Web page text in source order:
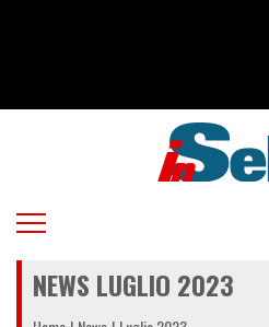
NEWS LUGLIO 2023